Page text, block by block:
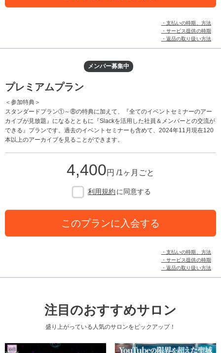
・支払いの時期、方法
・サービス提供の時期
・返品の取り扱い方法
メンバー募集中
プレミアムプラン
＜参加特典＞
スタンダードプラン①～⑧の特典に加えて、『全てのイベントセミナーのアー
カイブが見放題』になるとともに『Slackを活用した社員＆メンバーとの交流が
できる』プランです。過去のイベントセミナーも含めて、2024年11月現在120
本以上のアーカイブを見ることができます。
4,400円 /1ヶ月ごと
利用規約 に同意する
このプランに入会する
・支払いの時期、方法
・サービス提供の時期
・返品の取り扱い方法
注目のおすすめサロン
盛り上がっている人気のサロンをピックアップ！